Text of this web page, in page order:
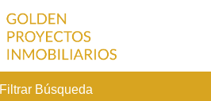
Filtrar Búsqueda